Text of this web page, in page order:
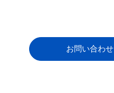
お問い合わせ